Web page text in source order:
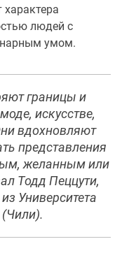
людей с
умом.
границы и
искусстве,
вдохновляют
представления
желанным или
Тодд Пеццути,
Университета